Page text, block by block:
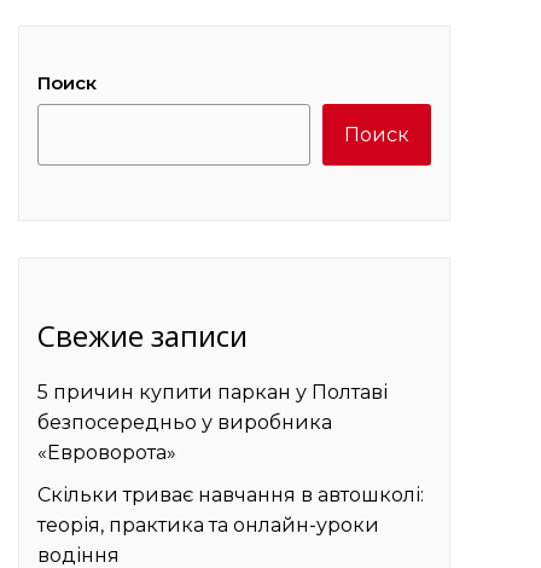
Поиск
Поиск
Свежие записи
5 причин купити паркан у Полтаві
безпосередньо у виробника
«Евроворота»
Скільки триває навчання в автошколі:
теорія, практика та онлайн-уроки
водіння